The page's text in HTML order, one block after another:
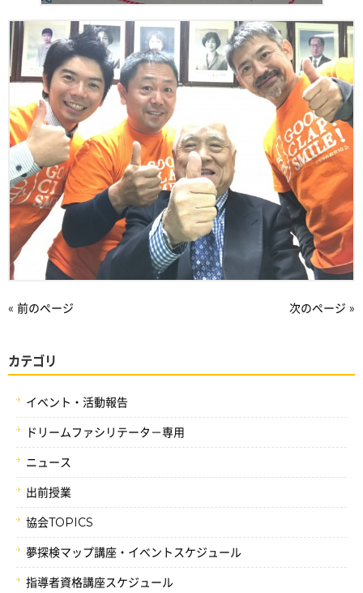
« 前のページ 次のページ »
カテゴリ
イベント・活動報告
ドリームファシリテータ－専用
ニュース
出前授業
協会TOPICS
夢探検マップ講座・イベントスケジュール
指導者資格講座スケジュール